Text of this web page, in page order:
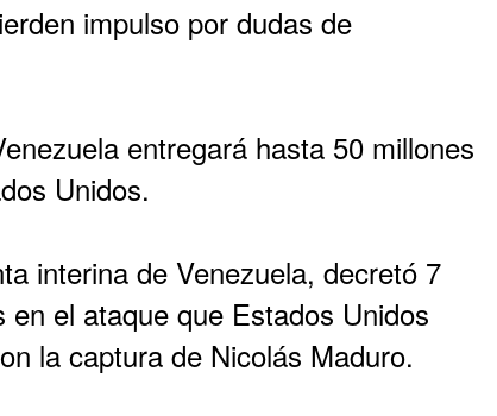
impulso por dudas de
entregará hasta 50 millones
Unidos.
interina de Venezuela, decretó 7
el ataque que Estados Unidos
la captura de Nicolás Maduro.